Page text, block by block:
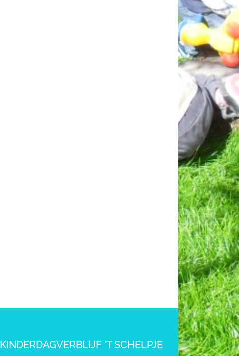
KINDERDAGVERBLIJF ’T SCHELPJE